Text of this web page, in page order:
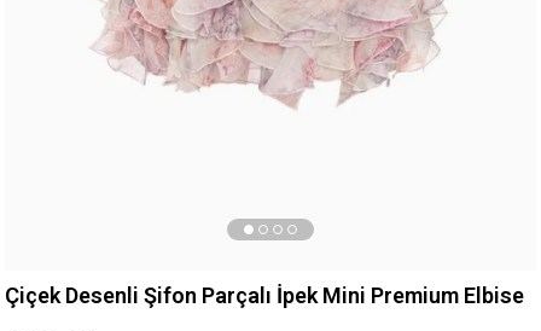
Çiçek Desenli Şifon Parçalı İpek Mini Premium Elbise